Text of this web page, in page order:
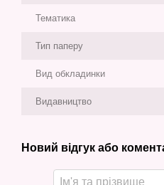
Тематика
Тип паперу
Вид обкладинки
Видавництво
Новий відгук або